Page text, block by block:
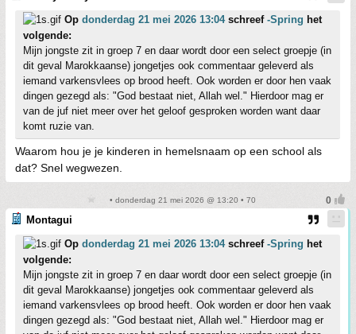
Op donderdag 21 mei 2026 13:04schreef -Spring het
volgende:
Mijn jongste zit in groep 7 en daar wordt door een select groepje (in
dit geval Marokkaanse) jongetjes ook commentaar geleverd als
iemand varkensvlees op brood heeft. Ook worden er door hen vaak
dingen gezegd als: "God bestaat niet, Allah wel." Hierdoor mag er
van de juf niet meer over het geloof gesproken worden want daar
komt ruzie van.
Waarom hou je je kinderen in hemelsnaam op een school als
dat? Snel wegwezen.
• donderdag 21 mei 2026 @ 13:20 • 70
Montagui
Op donderdag 21 mei 2026 13:04schreef -Spring het
volgende:
Mijn jongste zit in groep 7 en daar wordt door een select groepje (in
dit geval Marokkaanse) jongetjes ook commentaar geleverd als
iemand varkensvlees op brood heeft. Ook worden er door hen vaak
dingen gezegd als: "God bestaat niet, Allah wel." Hierdoor mag er